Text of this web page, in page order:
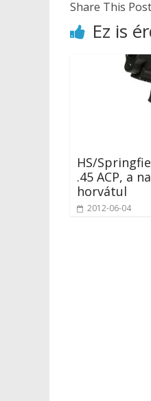
Share This
Ez is
HS/
.45 ACP, a
horvátul
2012-06-04